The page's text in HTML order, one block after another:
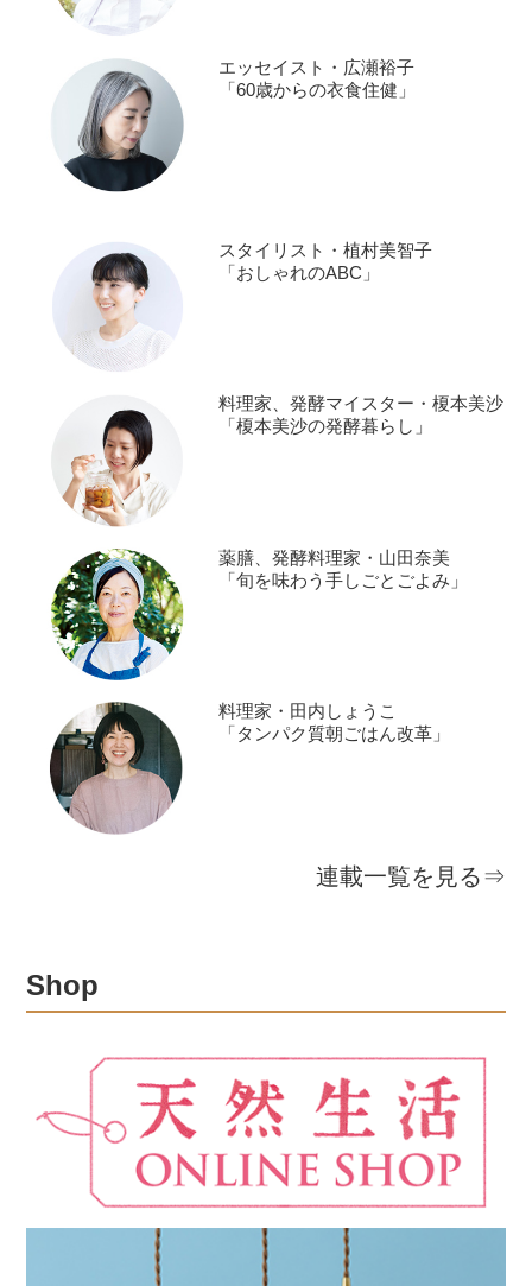
エッセイスト・広瀬裕子
「60歳からの衣食住健」
スタイリスト・植村美智子
「おしゃれのABC」
料理家、発酵マイスター・榎本美沙
「榎本美沙の発酵暮らし」
薬膳、発酵料理家・山田奈美
「旬を味わう手しごとごよみ」
料理家・田内しょうこ
「タンパク質朝ごはん改革」
連載一覧を見る⇒
Shop